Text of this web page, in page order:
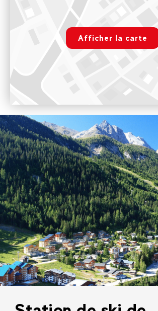
rgpd.advert.map
Paramétrer
Voir sur Google MapsAfficher la carte